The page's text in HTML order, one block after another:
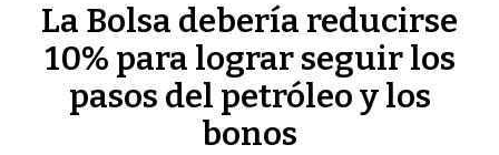
La Bolsa debería reducirse
10% para lograr seguir los
pasos del petróleo y los
bonos